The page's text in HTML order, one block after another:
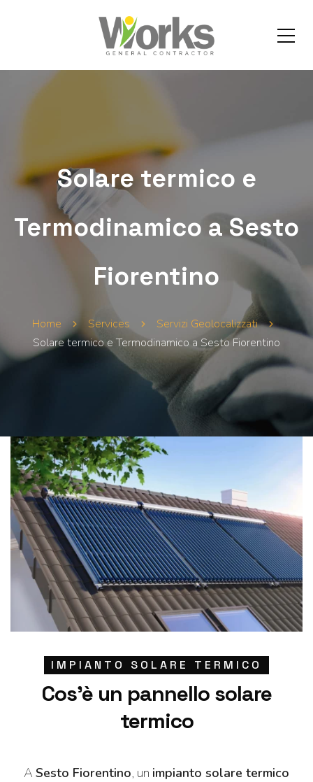
Solare termico e
Termodinamico a Sesto
Fiorentino
Home Services
Servizi Geolocalizzati
Solare termico e Termodinamico a Sesto Fiorentino
IMPIANTO SOLARE TERMICO
Cos’è un pannello solare
termico
A Sesto Fiorentino, un impianto solare termico